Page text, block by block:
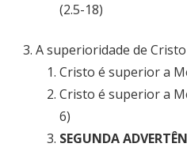
(2.5-18)
A superioridade de
Cristo é superior a
Cristo é superior a
6)
SEGUNDA